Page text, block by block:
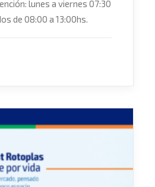
lunes a viernes 07:30
de 08:00 a 13:00hs.